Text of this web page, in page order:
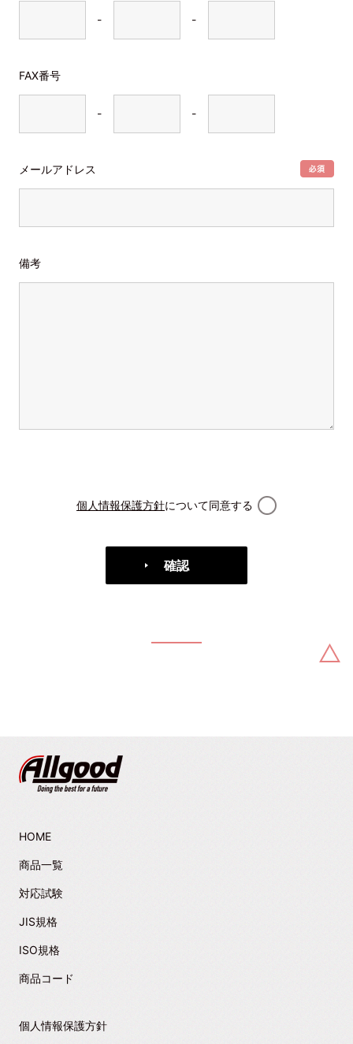
- -
FAX番号
- -
メールアドレス
備考
個人情報保護方針について同意する
HOME
商品一覧
対応試験
JIS規格
ISO規格
商品コード
個人情報保護方針